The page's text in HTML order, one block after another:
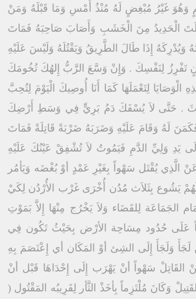
وَهُوَ غَيْرُ مُبْغِضٍ لَهُ مُنْذُ أَمْسِ وَمَا قَبْلَهُ وَمَنْ
الْحَدِيدُ مِنَ الْخَشَبِ وَأَصَابَ صَاحِبَهُ فَمَاتَ
وَيُدْرِكَهُ إِذَا طَالَ الطَّرِيقُ وَيَقْتُلَهُ وَلَيْسَ عَلَيْهِ
تَفْرِزُ لِنَفْسِكَ . وَإِنْ وَسَّعَ الرَّبُّ إِلهُكَ تُخُومَكَ
لِتَعْمَلَهَا كَمَا أَنَا أُوصِيكَ الْيَوْمَ لِتُحِبَّ
. حَتَّى لاَ يُسْفَكَ دَمُ بَرِيٍّ فِي وَسَطِ أَرْضِكَ
لَهُ وَقَامَ عَلَيْهِ وَضَرَبَهُ ضَرْبَةً قَاتِلَةً فَمَاتَ
يَدِ وَلِيِّ الدَّمِ فَيَمُوتُ لاَ تُشْفِقْ عَيْنُكَ عَلَيْهِ
}( تث 19 : 1 – 13) نَجِدْ أنَّ الله يُدَافِعْ عَنْ الَّذِي يُقْتَل سَهْواً بِغَيْرِ عَمْدٍ أوْ بُغْضَه وَيَأمُر
يَشُوع بِثَلاَث مُدُن أُخْرَى غَرْب الأُرْدُن لِكَيْ
لِلقَضَاء وَلاَ يَخْرُج مِنْهَا إِلاَّ بَمَوْتِ
عَلَى حُدُود مِسَاحِة الأرْض بِحَيْثُ تَكُون فِي
وَلَجَأَ إِلَى الشِئ أوْ المَكَان أي إِعْتَصَمَ بِهِ
القَاتِلْ سَهْواً أنْ يَهْرَب إِلَى إِحْدَاهَا قَبْل أنْ
وَكَانَ مُلْتَزِماً بِأخَذْ الثَّأر لِقَرِيبُه المَقْتُول (